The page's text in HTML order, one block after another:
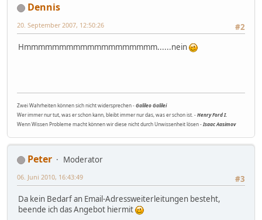
Dennis
#2
20. September 2007, 12:50:26
Hmmmmmmmmmmmmmmmmmmm......nein
Zwei Wahrheiten können sich nicht widersprechen -Galileo Galilei
Wer immer nur tut, was er schon kann, bleibt immer nur das, was er schon ist. -Henry Ford I.
Wenn Wissen Probleme macht können wir diese nicht durch Unwissenheit lösen -Isaac Aasimov
Peter
Moderator
#3
06. Juni 2010, 16:43:49
Da kein Bedarf an Email-Adressweiterleitungen besteht,
beende ich das Angebot hiermit